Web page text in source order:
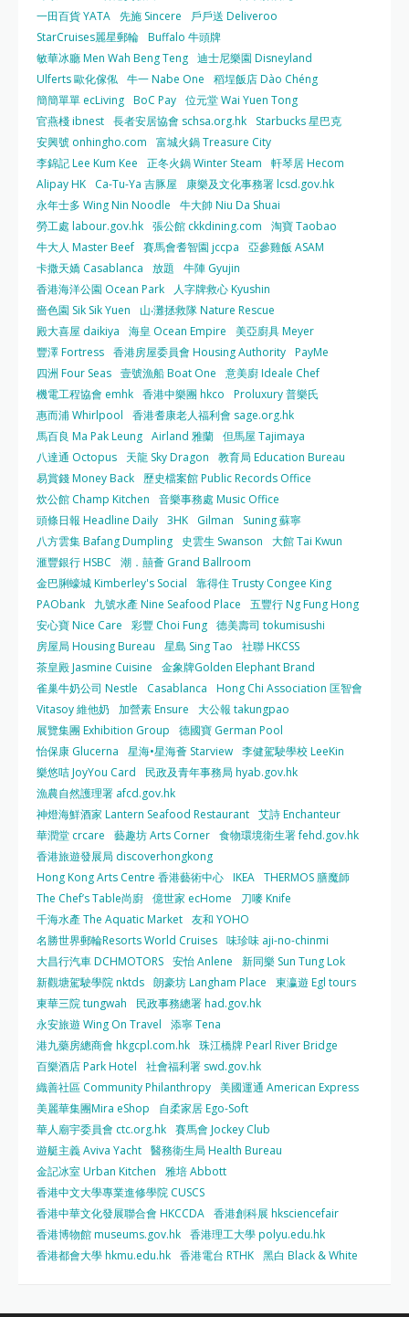
一田百貨 YATA 先施 Sincere
戶戶送 Deliveroo
StarCruises麗星郵輪 Buffalo 牛頭牌
敏華冰廳 Men Wah Beng Teng 迪士尼樂園 Disneyland
Ulferts 歐化傢俬 牛一 Nabe One
稻埕飯店 Dào Chéng
簡簡單單 ecLiving BoC Pay 位元堂 Wai Yuen Tong
官燕棧 ibnest 長者安居協會 schsa.org.hk
Starbucks 星巴克
安興號 onhingho.com
富城火鍋 Treasure City
李錦記 Lee Kum Kee
正冬火鍋 Winter Steam
軒琴居 Hecom
Alipay HK
Ca-Tu-Ya 吉豚屋
康樂及文化事務署 lcsd.gov.hk
永年士多 Wing Nin Noodle
牛大帥 Niu Da Shuai
勞工處 labour.gov.hk 張公館 ckkdining.com
淘寶 Taobao
牛大人 Master Beef 賽馬會耆智園 jccpa
亞參雞飯 ASAM
卡撒天嬌 Casablanca
放題
牛陣 Gyujin
香港海洋公園 Ocean Park
人字牌救心 Kyushin
嗇色園 Sik Sik Yuen
山‧灘拯救隊 Nature Rescue
殿大喜屋 daikiya
海皇 Ocean Empire
美亞廚具 Meyer
豐澤 Fortress 香港房屋委員會 Housing Authority PayMe
四洲 Four Seas 壹號漁船 Boat One
意美廚 Ideale Chef
機電工程協會 emhk 香港中樂團 hkco
Proluxury 普樂氏
惠而浦 Whirlpool
香港耆康老人福利會 sage.org.hk
馬百良 Ma Pak Leung Airland 雅蘭 但馬屋 Tajimaya
八達通 Octopus
天龍 Sky Dragon
教育局 Education Bureau
易賞錢 Money Back
歷史檔案館 Public Records Office
炊公館 Champ Kitchen
音樂事務處 Music Office
頭條日報 Headline Daily 3HK Gilman
Suning 蘇寧
八方雲集 Bafang Dumpling
史雲生 Swanson
大館 Tai Kwun
滙豐銀行 HSBC
潮．囍薈 Grand Ballroom
金巴脷蠔城 Kimberley's Social
靠得住 Trusty Congee King
PAObank
九號水產 Nine Seafood Place
五豐行 Ng Fung Hong
安心寶 Nice Care
彩豐 Choi Fung 德美壽司 tokumisushi
房屋局 Housing Bureau
星島 Sing Tao
社聯 HKCSS
茶皇殿 Jasmine Cuisine
金象牌Golden Elephant Brand
雀巢牛奶公司 Nestle
Casablanca
Hong Chi Association 匡智會
Vitasoy 維他奶
加營素 Ensure
大公報 takungpao
展覽集團 Exhibition Group
德國寶 German Pool
怡保康 Glucerna
星海•星海薈 Starview 李健駕駛學校 LeeKin
樂悠咭 JoyYou Card
民政及青年事務局 hyab.gov.hk
漁農自然護理署 afcd.gov.hk
神燈海鮮酒家 Lantern Seafood Restaurant 艾詩 Enchanteur
華潤堂 crcare
藝趣坊 Arts Corner 食物環境衛生署 fehd.gov.hk
香港旅遊發展局 discoverhongkong
Hong Kong Arts Centre 香港藝術中心 IKEA THERMOS 膳魔師
The Chef’s Table尚廚 億世家 ecHome
刀嘜 Knife
千海水產 The Aquatic Market 友和 YOHO
名勝世界郵輪Resorts World Cruises 味珍味 aji-no-chinmi
大昌行汽車 DCHMOTORS 安怡 Anlene
新同樂 Sun Tung Lok
新觀塘駕駛學院 nktds 朗豪坊 Langham Place
東瀛遊 Egl tours
東華三院 tungwah
民政事務總署 had.gov.hk
永安旅遊 Wing On Travel
添寧 Tena
港九藥房總商會 hkgcpl.com.hk 珠江橋牌 Pearl River Bridge
百樂酒店 Park Hotel
社會福利署 swd.gov.hk
織善社區 Community Philanthropy 美國運通 American Express
美麗華集團Mira eShop
自柔家居 Ego-Soft
華人廟宇委員會 ctc.org.hk 賽馬會 Jockey Club
遊艇主義 Aviva Yacht 醫務衛生局 Health Bureau
金記冰室 Urban Kitchen
雅培 Abbott
香港中文大學專業進修學院 CUSCS
香港中華文化發展聯合會 HKCCDA 香港創科展 hksciencefair
香港博物館 museums.gov.hk 香港理工大學 polyu.edu.hk
香港都會大學 hkmu.edu.hk 香港電台 RTHK 黑白 Black & White